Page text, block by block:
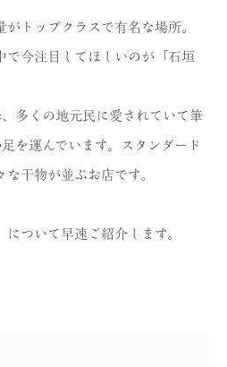
トップクラスで有名な場所。
で今注目してほしいのが「石垣
多くの地元民に愛されていて筆
を運んでいます。スタンダード
干物が並ぶお店です。
ついて早速ご紹介します。